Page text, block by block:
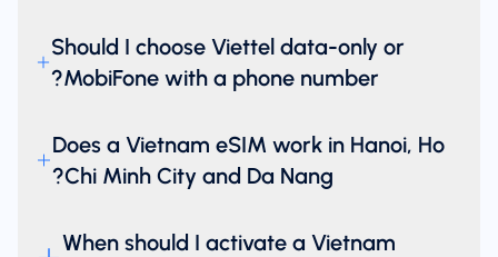
Should I choose Viettel data-only or
MobiFone with a phone number?
Does a Vietnam eSIM work in Hanoi, Ho
Chi Minh City and Da Nang?
When should I activate a Vietnam